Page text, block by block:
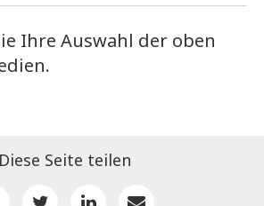
Ihre Auswahl der oben
Diese Seite teilen